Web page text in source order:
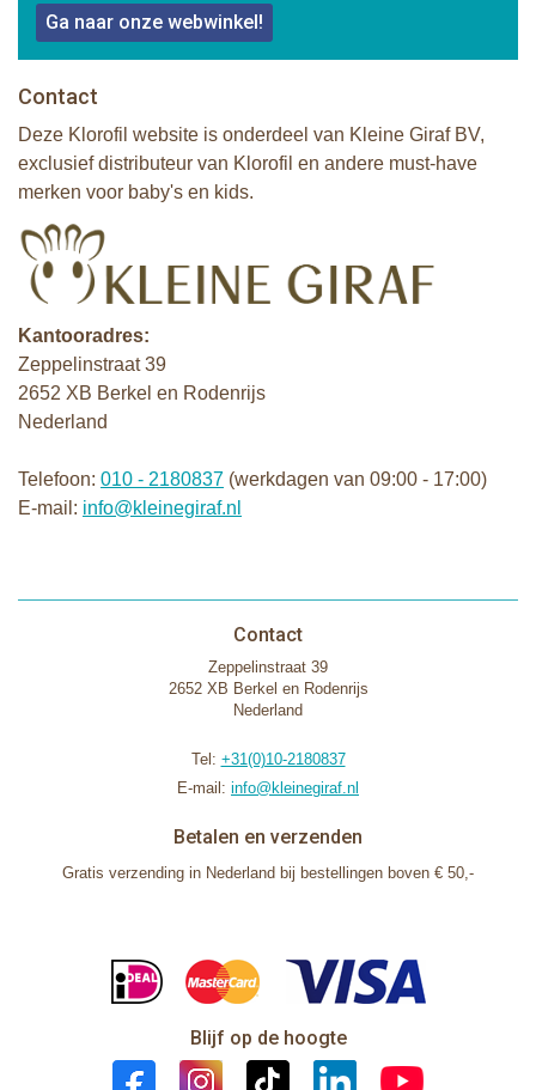
Ga naar onze webwinkel!
Contact
Deze Klorofil website is onderdeel van Kleine Giraf BV,
exclusief distributeur van Klorofil en andere must-have
merken voor baby's en kids.
Kantooradres:
Zeppelinstraat 39
2652 XB Berkel en Rodenrijs
Nederland
Telefoon: 010 - 2180837 (werkdagen van 09:00 - 17:00)
E-mail: info@kleinegiraf.nl
Contact
Zeppelinstraat 39
2652 XB Berkel en Rodenrijs
Nederland
Tel: +31(0)10-2180837
E-mail: info@kleinegiraf.nl
Betalen en verzenden
Gratis verzending in Nederland bij bestellingen boven € 50,-
Blijf op de hoogte